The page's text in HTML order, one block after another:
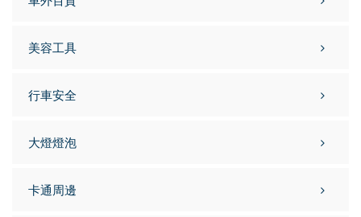
美容工具
行車安全
大燈燈泡
卡通周邊